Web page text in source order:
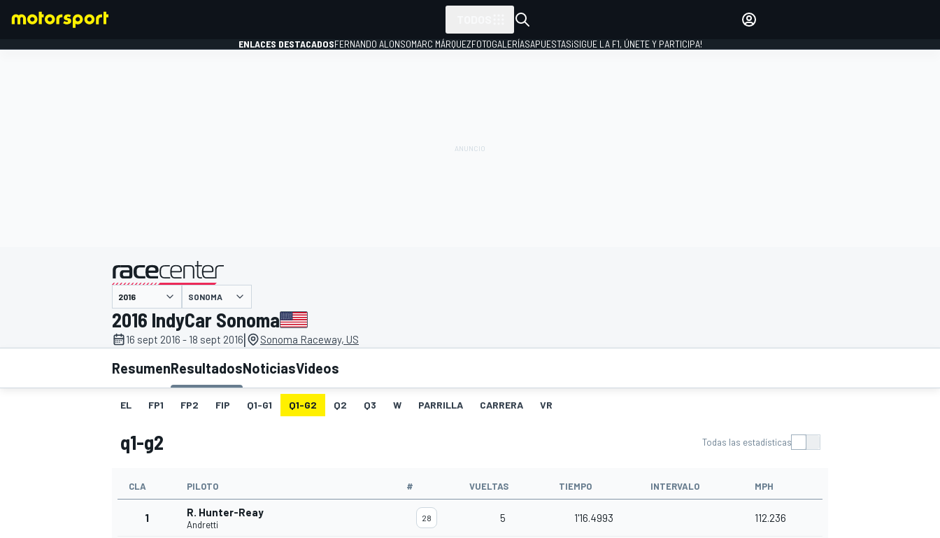
INDYCAR WRC
ENLACES DESTACADOSFERNANDO ALONSOMARC MÁRQUEZFOTOGALERÍASAPUESTAS¡SIGUE LA F1, ÚNETE Y PARTICIPA!
presentado por
SONOMA
2016 IndyCar Sonoma
16 sept 2016 - 18 sept 2016| Sonoma Raceway, US
ResumenResultadosNoticiasVideos
EL FP1 FP2 FIP Q1-G1 Q1-G2 Q2 Q3 W PARRILLA CARRERA VR
q1-g2 Todas las estadísticas
CLA PILOTO # VUELTAS TIEMPO INTERVALO MPH
1 R. Hunter-Reay
Andretti
28 5 1'16.4993 112.236